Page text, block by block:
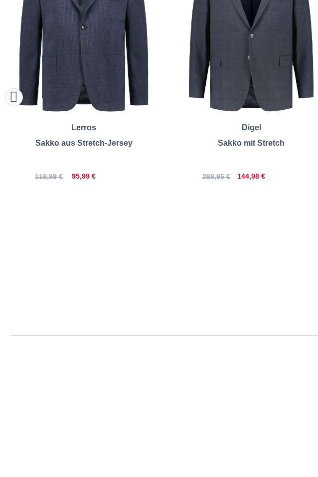
Lerros
Sakko aus Stretch-Jersey
95,99 €
119,99 €
Digel
Sakko mit Stretch
144,98 €
289,95 €